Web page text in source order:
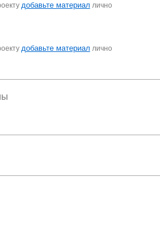
добавьте материал лично
добавьте материал лично